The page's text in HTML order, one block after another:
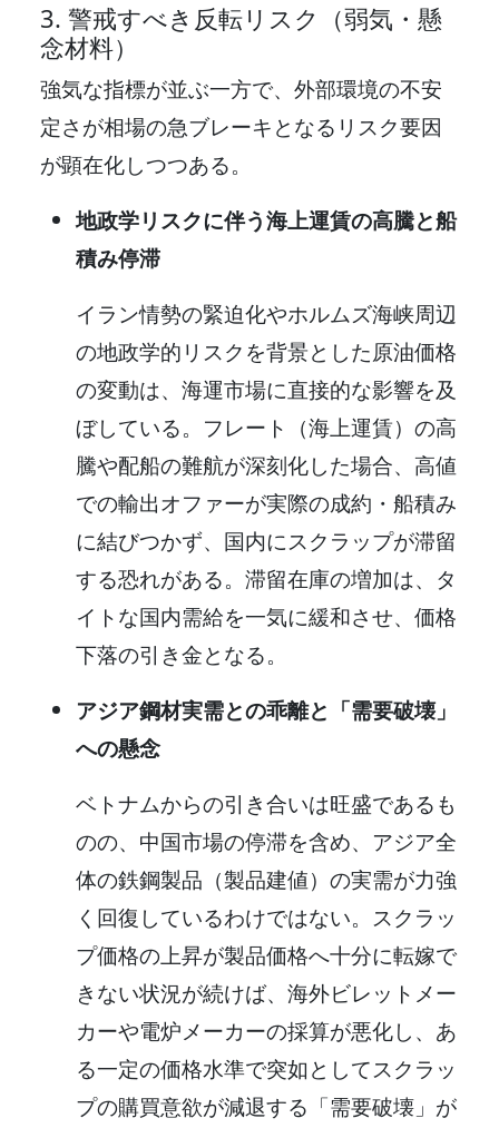
3. 警戒すべき反転リスク（弱気・懸
念材料）
強気な指標が並ぶ一方で、外部環境の不安
定さが相場の急ブレーキとなるリスク要因
が顕在化しつつある。
地政学リスクに伴う海上運賃の高騰と船
積み停滞
イラン情勢の緊迫化やホルムズ海峡周辺
の地政学的リスクを背景とした原油価格
の変動は、海運市場に直接的な影響を及
ぼしている。フレート（海上運賃）の高
騰や配船の難航が深刻化した場合、高値
での輸出オファーが実際の成約・船積み
に結びつかず、国内にスクラップが滞留
する恐れがある。滞留在庫の増加は、タ
イトな国内需給を一気に緩和させ、価格
下落の引き金となる。
アジア鋼材実需との乖離と「需要破壊」
への懸念
ベトナムからの引き合いは旺盛であるも
のの、中国市場の停滞を含め、アジア全
体の鉄鋼製品（製品建値）の実需が力強
く回復しているわけではない。スクラッ
プ価格の上昇が製品価格へ十分に転嫁で
きない状況が続けば、海外ビレットメー
カーや電炉メーカーの採算が悪化し、あ
る一定の価格水準で突如としてスクラッ
プの購買意欲が減退する「需要破壊」が